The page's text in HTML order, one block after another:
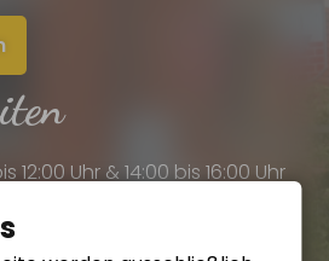
12:00 Uhr & 14:00 bis 16:00 Uhr
12:00 Uhr & 14:00 bis 16:00 Uhr
12:00 Uhr & 14:00 bis 18:00 Uhr